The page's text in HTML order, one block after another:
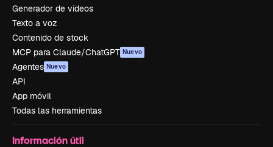
Generador de vídeos
Texto a voz
Contenido de stock
MCP para Claude/ChatGPT Nuevo
Agentes Nuevo
API
App móvil
Todas las herramientas
Información útil